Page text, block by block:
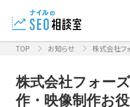
TOP お知らせ 株式会社フ
株式会社フォー
作・映像制作お